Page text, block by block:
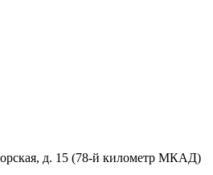
д. 15 (78-й километр МКАД)